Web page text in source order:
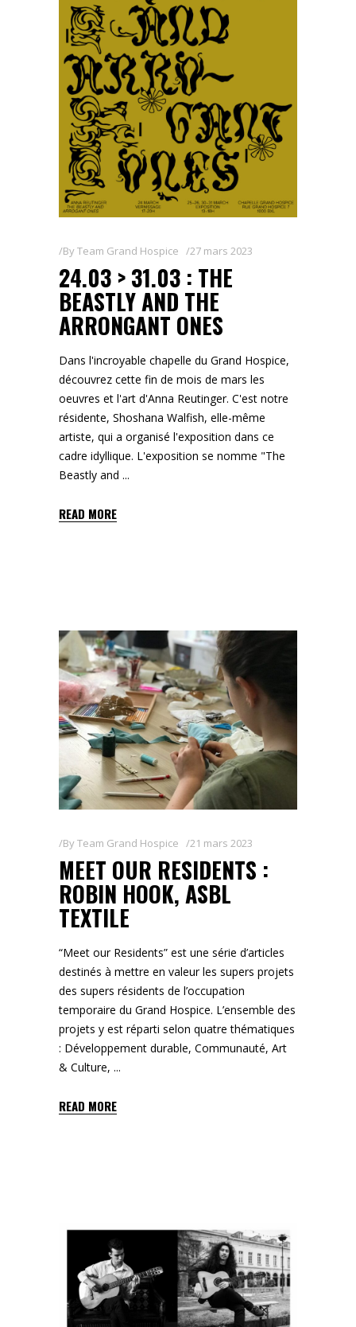
ByTeam Grand Hospice 27 mars 2023
24.03 > 31.03 : THE
BEASTLY AND THE
ARRONGANT ONES
Dans l'incroyable chapelle du Grand Hospice,
découvrez cette fin de mois de mars les
oeuvres et l'art d'Anna Reutinger. C'est notre
résidente, Shoshana Walfish, elle-même
artiste, qui a organisé l'exposition dans ce
cadre idyllique. L'exposition se nomme "The
Beastly and
READ MORE
ByTeam Grand Hospice 21 mars 2023
MEET OUR RESIDENTS :
ROBIN HOOK, ASBL
TEXTILE
“Meet our Residents” est une série d’articles
destinés à mettre en valeur les supers projets
des supers résidents de l’occupation
temporaire du Grand Hospice. L’ensemble des
projets y est réparti selon quatre thématiques
: Développement durable, Communauté, Art
& Culture,
READ MORE